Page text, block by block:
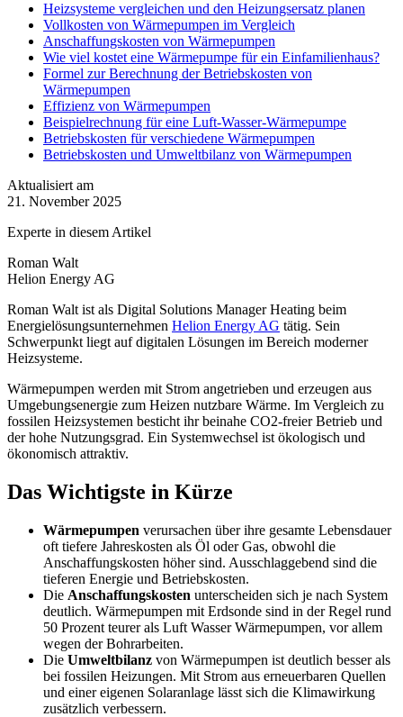
Heizsysteme vergleichen und den Heizungsersatz planen
Vollkosten von Wärmepumpen im Vergleich
Anschaffungskosten von Wärmepumpen
Wie viel kostet eine Wärmepumpe für ein Einfamilienhaus?
Formel zur Berechnung der Betriebskosten von
Wärmepumpen
Effizienz von Wärmepumpen
Beispielrechnung für eine Luft-Wasser-Wärmepumpe
Betriebskosten für verschiedene Wärmepumpen
Betriebskosten und Umweltbilanz von Wärmepumpen
Aktualisiert am
21. November 2025
Experte in diesem Artikel
Roman Walt
Helion Energy AG
Roman Walt ist als Digital Solutions Manager Heating beim
Energielösungsunternehmen Helion Energy AG tätig. Sein
Schwerpunkt liegt auf digitalen Lösungen im Bereich moderner
Heizsysteme.
Wärmepumpen werden mit Strom angetrieben und erzeugen aus
Umgebungsenergie zum Heizen nutzbare Wärme. Im Vergleich zu
fossilen Heizsystemen besticht ihr beinahe CO2-freier Betrieb und
der hohe Nutzungsgrad. Ein Systemwechsel ist ökologisch und
ökonomisch attraktiv.
Das Wichtigste in Kürze
Wärmepumpen verursachen über ihre gesamte Lebensdauer
oft tiefere Jahreskosten als Öl oder Gas, obwohl die
Anschaffungskosten höher sind. Ausschlaggebend sind die
tieferen Energie und Betriebskosten.
Die Anschaffungskosten unterscheiden sich je nach System
deutlich. Wärmepumpen mit Erdsonde sind in der Regel rund
50 Prozent teurer als Luft Wasser Wärmepumpen, vor allem
wegen der Bohrarbeiten.
Die Umweltbilanz von Wärmepumpen ist deutlich besser als
bei fossilen Heizungen. Mit Strom aus erneuerbaren Quellen
und einer eigenen Solaranlage lässt sich die Klimawirkung
zusätzlich verbessern.